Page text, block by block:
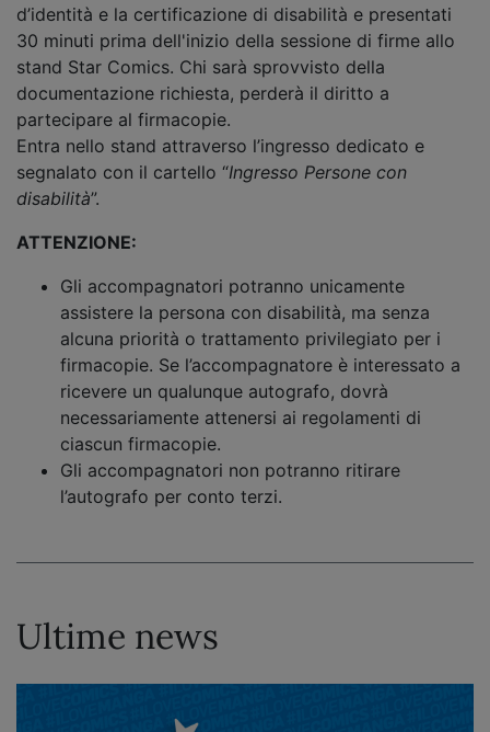
d’identità e la certificazione di disabilità e presentati
30 minuti prima dell'inizio della sessione di firme allo
stand Star Comics. Chi sarà sprovvisto della
documentazione richiesta, perderà il diritto a
partecipare al firmacopie.
Entra nello stand attraverso l’ingresso dedicato e
segnalato con il cartello “Ingresso Persone con
disabilità”.
ATTENZIONE:
Gli accompagnatori potranno unicamente
assistere la persona con disabilità, ma senza
alcuna priorità o trattamento privilegiato per i
firmacopie. Se l’accompagnatore è interessato a
ricevere un qualunque autografo, dovrà
necessariamente attenersi ai regolamenti di
ciascun firmacopie.
Gli accompagnatori non potranno ritirare
l’autografo per conto terzi.
Ultime news